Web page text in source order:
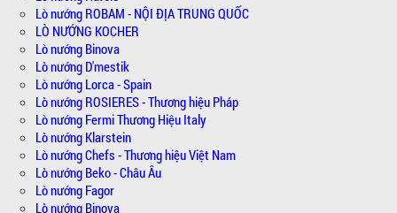
Lò nướng ROBAM - NỘI ĐỊA TRUNG QUỐC
LÒ NƯỚNG KOCHER
Lò nướng Binova
Lò nướng D'mestik
Lò nướng Lorca - Spain
Lò nướng ROSIERES - Thương hiệu Pháp
Lò nướng Fermi Thương Hiệu Italy
Lò nướng Klarstein
Lò nướng Chefs - Thương hiệu Việt Nam
Lò nướng Beko - Châu Âu
Lò nướng Fagor
Lò nướng Binova